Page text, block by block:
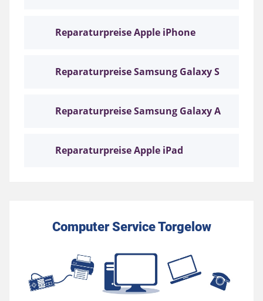
Reparaturpreise Apple iPhone
Reparaturpreise Samsung Galaxy S
Reparaturpreise Samsung Galaxy A
Reparaturpreise Apple iPad
Computer Service Torgelow